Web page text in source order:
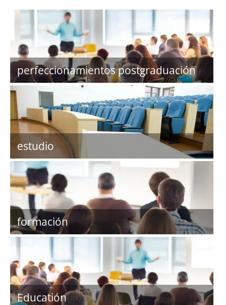
perfeccionamientos postgraduación
estudio
formación
Educatión